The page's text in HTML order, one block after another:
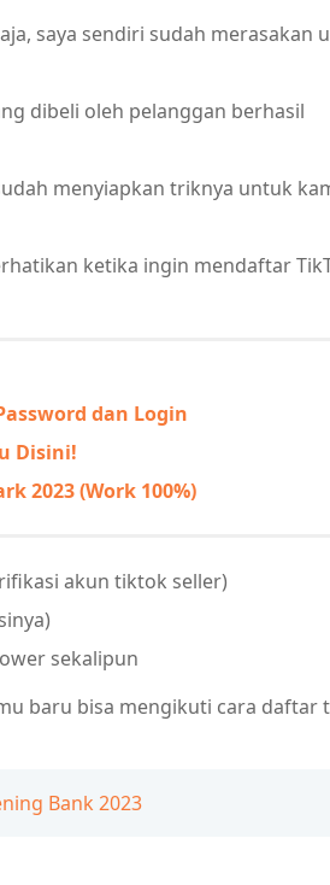
saya sendiri sudah merasakan
dibeli oleh pelanggan berhasil
menyiapkan triknya untuk
ketika ingin mendaftar
dan Login
Disini!
2023 (Work 100%)
akun tiktok seller)
sekalipun
baru bisa mengikuti cara daftar
Bank 2023